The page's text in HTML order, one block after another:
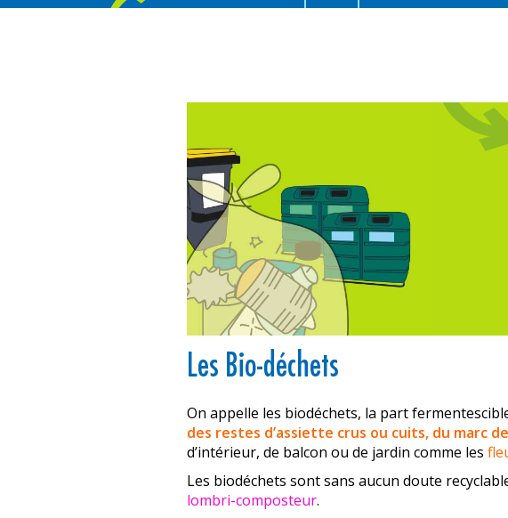
Les Bio-déchets
On appelle les biodéchets, la part
des restes d’assiette crus ou cuits, du marc
d’intérieur, de balcon ou de jardin comme les
Les biodéchets sont sans aucun doute
lombri-composteur.